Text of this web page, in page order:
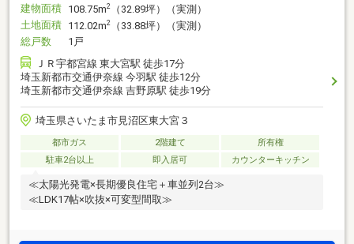
建物面積 108.75m2
（32.89坪）（実測）
土地面積 112.02m2
（33.88坪）（実測）
総戸数
1戸
ＪＲ宇都宮線 東大宮駅 徒歩17分
埼玉新都市交通伊奈線 今羽駅 徒歩12分
埼玉新都市交通伊奈線 吉野原駅 徒歩19分
埼玉県さいたま市見沼区東大宮３
都市ガス 2階建て
所有権
駐車2台以上
即入居可 カウンターキッチン
≪太陽光発電×長期優良住宅＋車並列2台≫
≪LDK17帖×吹抜×可変型間取≫